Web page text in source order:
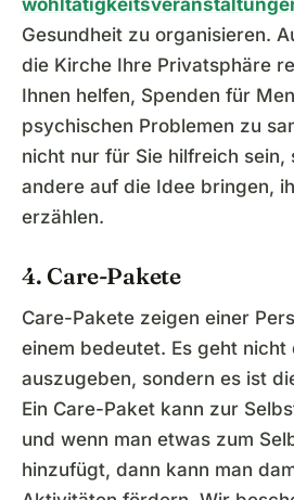
Gesundheit zu organisieren.
die Kirche Ihre Privatsphäre
Ihnen helfen, Spenden für
psychischen Problemen zu
nicht nur für Sie hilfreich sein,
andere auf die Idee bringen,
erzählen.
4. Care-Pakete
Care-Pakete zeigen einer
einem bedeutet. Es geht nicht
auszugeben, sondern es ist
Ein Care-Paket kann zur
und wenn man etwas zum
hinzufügt, dann kann man